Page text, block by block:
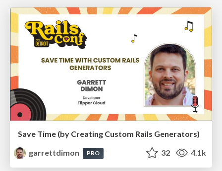
Save Time (by Creating Custom Rails Generators)
garrettdimon
PRO 32 4.1k